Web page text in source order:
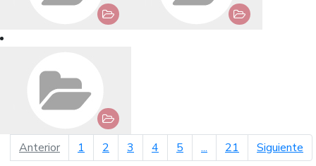
Anteriorpágina anterior
1 2 3 4 5 ... 21 Siguiente